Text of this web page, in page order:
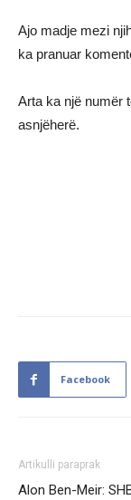
Ajo madje mezi
ka pranuar
Arta ka një numër
asnjëherë.
Facebook
Artikulli paraprak
Alon Ben-Meir: